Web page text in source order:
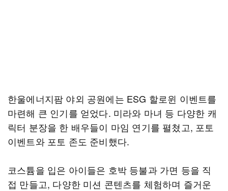
한울에너지팜 야외 공원에는 ESG 할로윈 이벤트를
마련해 큰 인기를 얻었다. 미라와 마녀 등 다양한 캐
릭터 분장을 한 배우들이 마임 연기를 펼쳤고, 포토
이벤트와 포토 존도 준비했다.
코스튬을 입은 아이들은 호박 등불과 가면 등을 직
접 만들고, 다양한 미션 콘텐츠를 체험하며 즐거운